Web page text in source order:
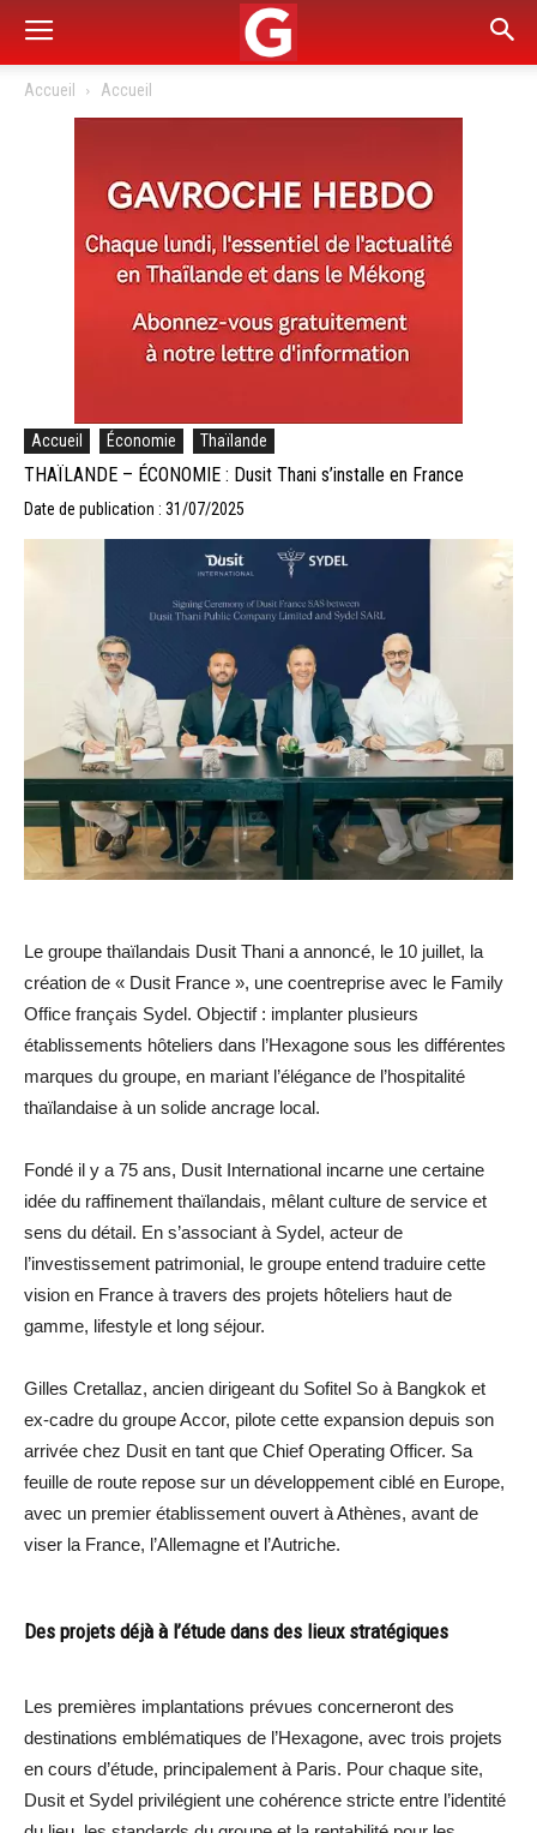
Accueil Accueil
Accueil Économie Thaïlande
THAÏLANDE – ÉCONOMIE : Dusit Thani s’installe en France
Date de publication : 31/07/2025
Le groupe thaïlandais Dusit Thani a annoncé, le 10 juillet, la
création de « Dusit France », une coentreprise avec le Family
Office français Sydel. Objectif : implanter plusieurs
établissements hôteliers dans l’Hexagone sous les différentes
marques du groupe, en mariant l’élégance de l’hospitalité
thaïlandaise à un solide ancrage local.
Fondé il y a 75 ans, Dusit International incarne une certaine
idée du raffinement thaïlandais, mêlant culture de service et
sens du détail. En s’associant à Sydel, acteur de
l’investissement patrimonial, le groupe entend traduire cette
vision en France à travers des projets hôteliers haut de
gamme, lifestyle et long séjour.
Gilles Cretallaz, ancien dirigeant du Sofitel So à Bangkok et
ex-cadre du groupe Accor, pilote cette expansion depuis son
arrivée chez Dusit en tant que Chief Operating Officer. Sa
feuille de route repose sur un développement ciblé en Europe,
avec un premier établissement ouvert à Athènes, avant de
viser la France, l’Allemagne et l’Autriche.
Des projets déjà à l’étude dans des lieux stratégiques
Les premières implantations prévues concerneront des
destinations emblématiques de l’Hexagone, avec trois projets
en cours d’étude, principalement à Paris. Pour chaque site,
Dusit et Sydel privilégient une cohérence stricte entre l’identité